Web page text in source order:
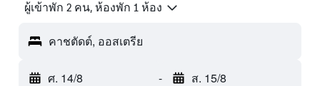
ผู้เข้าพัก 2 คน, ห้องพัก 1 ห้อง
คาชตัดต์, ออสเตรีย
ศ. 14/8 - ส. 15/8